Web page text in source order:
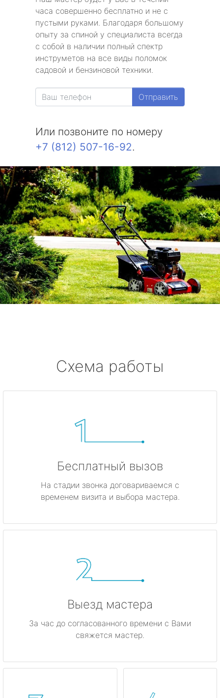
часа совершенно бесплатно и не с
пустыми руками. Благодаря большому
опыту за спиной у специалиста всегда
с собой в наличии полный спектр
инструметов на все виды поломок
садовой и бензиновой техники.
Отправить
Или позвоните по номеру
+7 (812) 507-16-92.
Схема работы
Бесплатный вызов
На стадии звонка договариваемся с
временем визита и выбора мастера.
Выезд мастера
За час до согласованного времени с Вами
свяжется мастер.